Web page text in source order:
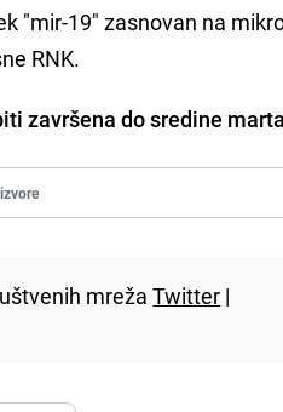
"mir-19" zasnovan na
RNK.
završena do sredine
mrežaTwitter |